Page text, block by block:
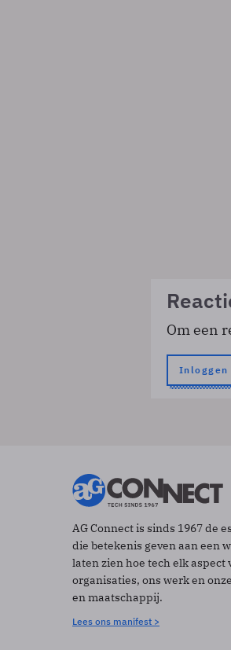
Om een
Inloggen
AG Connect is sinds 1967 de
die betekenis geven aan een
laten zien hoe tech elk aspect
organisaties, ons werk en
en maatschappij.
Lees ons manifest >